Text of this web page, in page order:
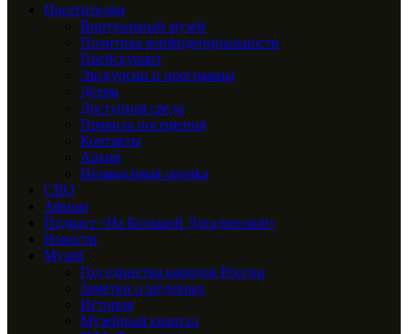
Посетителям
Виртуальный музей
Политика конфиденциальности
Прейскурант
Экскурсии и программы
Детям
Доступная среда
Правила посещения
Контакты
Архив
Независимая оценка
СВО
Афиша
Подкаст «На Большой Догадинской»
Новости
Музей
Год единства народов России
Заметки о шедеврах
История
Музейный квартал